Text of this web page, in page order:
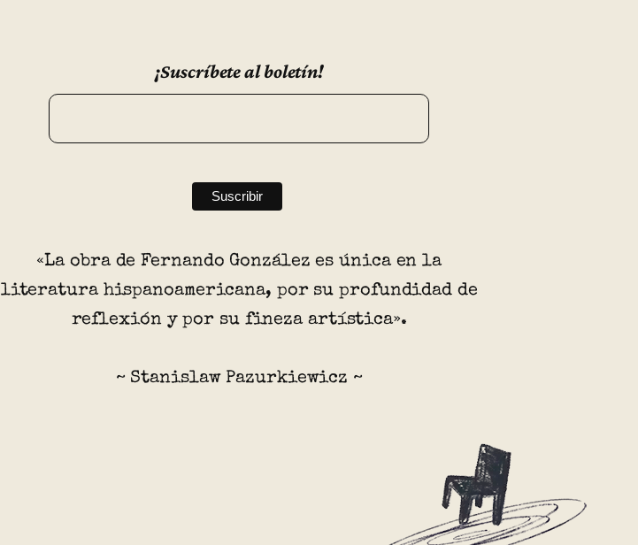
¡Suscríbete al boletín!
«La obra de Fernando González es única en la
literatura hispanoamericana, por su profundidad de
reflexión y por su fineza artística».
~ Stanislaw Pazurkiewicz ~